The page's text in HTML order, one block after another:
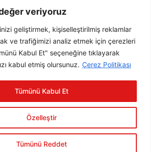
veriyoruz
geliştirmek, kişiselleştirilmiş reklamlar
ve trafiğimizi analiz etmek için çerezleri
Kabul Et" seçeneğine tıklayarak
kabul etmiş olursunuz. Çerez Politikası
Özelleştir
Tümünü Reddet
Tümünü Kabul Et
ABONE OL
okudum, onaylıyorum.
Times Türkiye Tüm hakları saklıdır.